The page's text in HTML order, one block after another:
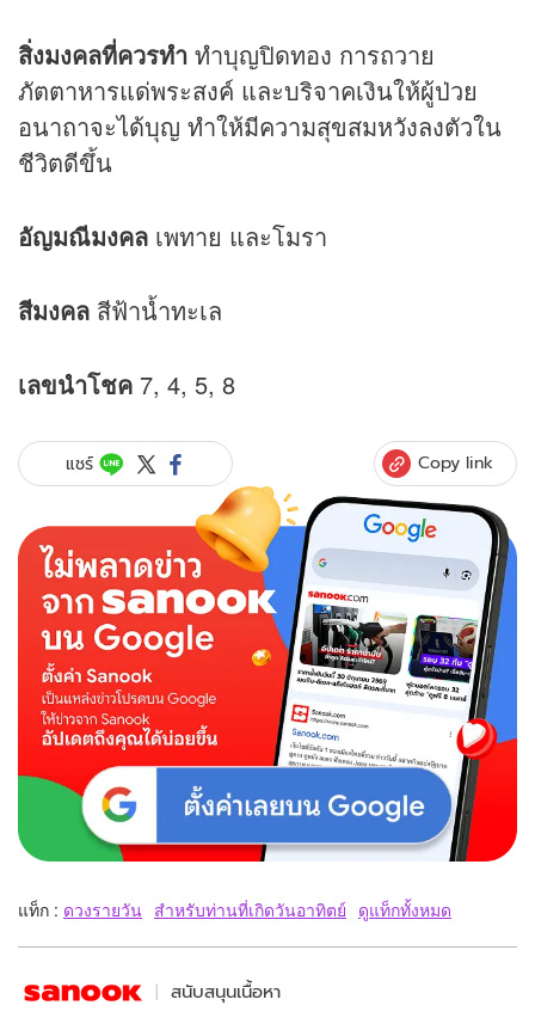
สิ่งมงคลที่ควรทำ ทำบุญปิดทอง การถวาย
ภัตตาหารแด่พระสงค์ และบริจาคเงินให้ผู้ป่วย
อนาถาจะได้บุญ ทำให้มีความสุขสมหวังลงตัวใน
ชีวิตดีขึ้น
อัญมณีมงคล เพทาย และโมรา
สีมงคล สีฟ้าน้ำทะเล
เลขนำโชค 7, 4, 5, 8
แชร์ Copy link
แท็ก : ดวงรายวัน สำหรับท่านที่เกิดวันอาทิตย์ ดูแท็กทั้งหมด
สนับสนุนเนื้อหา